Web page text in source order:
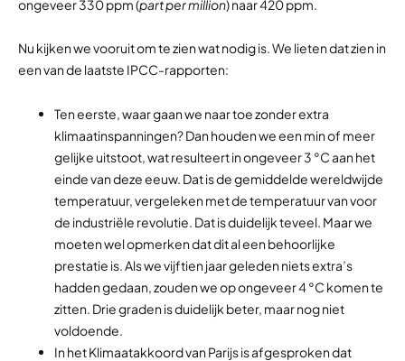
ongeveer 330 ppm (part per million) naar 420 ppm.
Nu kijken we vooruit om te zien wat nodig is. We lieten dat zien in
een van de laatste IPCC-rapporten:
Ten eerste, waar gaan we naar toe zonder extra
klimaatinspanningen? Dan houden we een min of meer
gelijke uitstoot, wat resulteert in ongeveer 3 °C aan het
einde van deze eeuw. Dat is de gemiddelde wereldwijde
temperatuur, vergeleken met de temperatuur van voor
de industriële revolutie. Dat is duidelijk teveel. Maar we
moeten wel opmerken dat dit al een behoorlijke
prestatie is. Als we vijftien jaar geleden niets extra’s
hadden gedaan, zouden we op ongeveer 4 °C komen te
zitten. Drie graden is duidelijk beter, maar nog niet
voldoende.
In het Klimaatakkoord van Parijs is afgesproken dat